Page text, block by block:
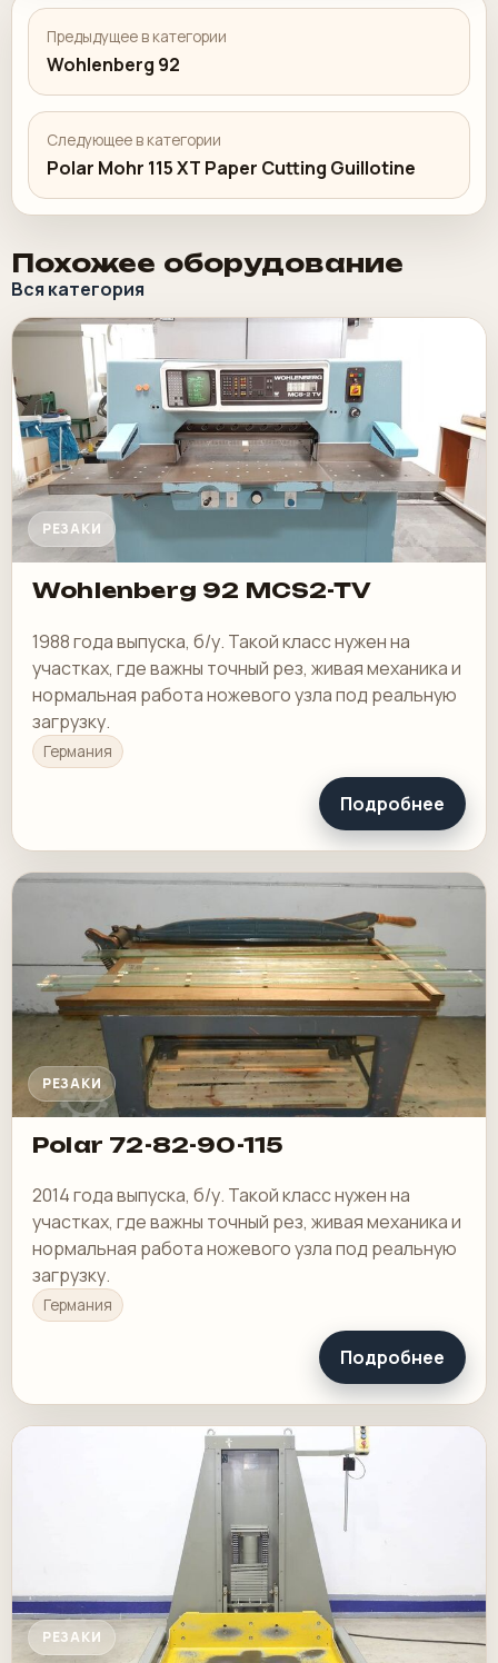
Предыдущее в категории
Wohlenberg 92
Следующее в категории
Polar Mohr 115 XT Paper Cutting Guillotine
Похожее оборудование
Вся категория
РЕЗАКИ
Wohlenberg 92 MCS2-TV
1988 года выпуска, б/у. Такой класс нужен на
участках, где важны точный рез, живая механика и
нормальная работа ножевого узла под реальную
загрузку.
Германия
Подробнее
РЕЗАКИ
Polar 72-82-90-115
2014 года выпуска, б/у. Такой класс нужен на
участках, где важны точный рез, живая механика и
нормальная работа ножевого узла под реальную
загрузку.
Германия
Подробнее
РЕЗАКИ